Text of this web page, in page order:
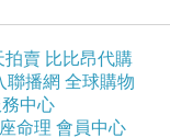
拍賣 比比昂代購
聯播網 全球購物
務中心
命理 會員中心